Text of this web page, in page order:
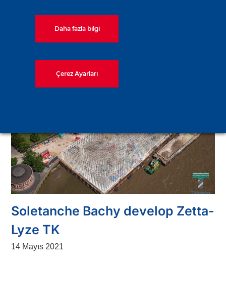
14 Mayıs 2021
Soletanche Bachy develop Zetta-
Lyze TK
14 Mayıs 2021
Daha fazla bilgi
Çerez Ayarları